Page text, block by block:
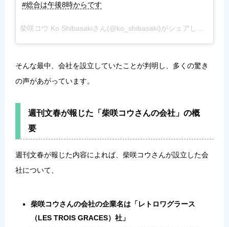
#総合は午後8時からです
柴咲コウ Ko Shibasakiさん(@ko_shibasaki)がシェアした投稿 –
そんな最中、会社を設立していたことが判明し、多くの驚き
の声があがっています。
週刊文春が報じた「柴咲コウさんの会社」の概
要
週刊文春が報じた内容によれば、柴咲コウさんが設立した会
社について、
柴咲コウさんの会社の企業名は「レトロワグラース
（LES TROIS GRACES）社」